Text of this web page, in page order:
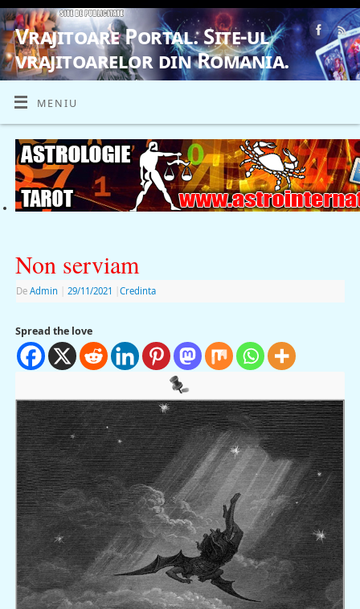
Vrajitoare Portal. Site-ul
vrajitoarelor din Romania.
VRAJITOARE, VRAJITOARELE, VRAJITOARE
MENIU
Non serviam
De Admin 29/11/2021 Credinta
Spread the love